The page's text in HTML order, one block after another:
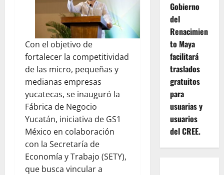
Con el objetivo de
fortalecer la competitividad
de las micro, pequeñas y
medianas empresas
yucatecas, se inauguró la
Fábrica de Negocio
Yucatán, iniciativa de GS1
México en colaboración
con la Secretaría de
Economía y Trabajo (SETY),
que busca vincular a
Gobierno
del
Renacimien
to Maya
facilitará
traslados
gratuitos
para
usuarias y
usuarios
del CREE.